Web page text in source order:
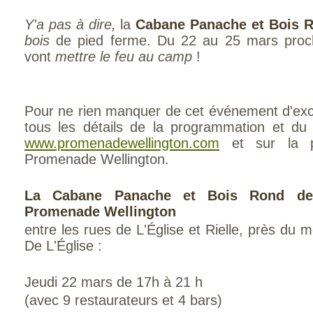
Y'a pas à dire, laCabane Panache et Bois
boisde pied ferme. Du 22 au 25 mars
vont mettre le feu au camp !
Pour ne rien manquer de cet événement
tous les détails de la programmation et du
www.promenadewellington.com et sur la
Promenade Wellington.
La Cabane Panache et Bois Rond
Promenade Wellington
entre les rues de L'Église et Rielle, près du
De L'Église :
Jeudi 22 mars de 17h à 21 h
(avec 9 restaurateurs et 4 bars)